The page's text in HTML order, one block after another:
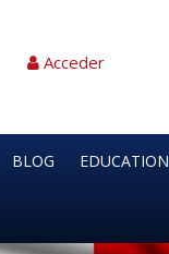
Acceder
BLOG EDUCATION